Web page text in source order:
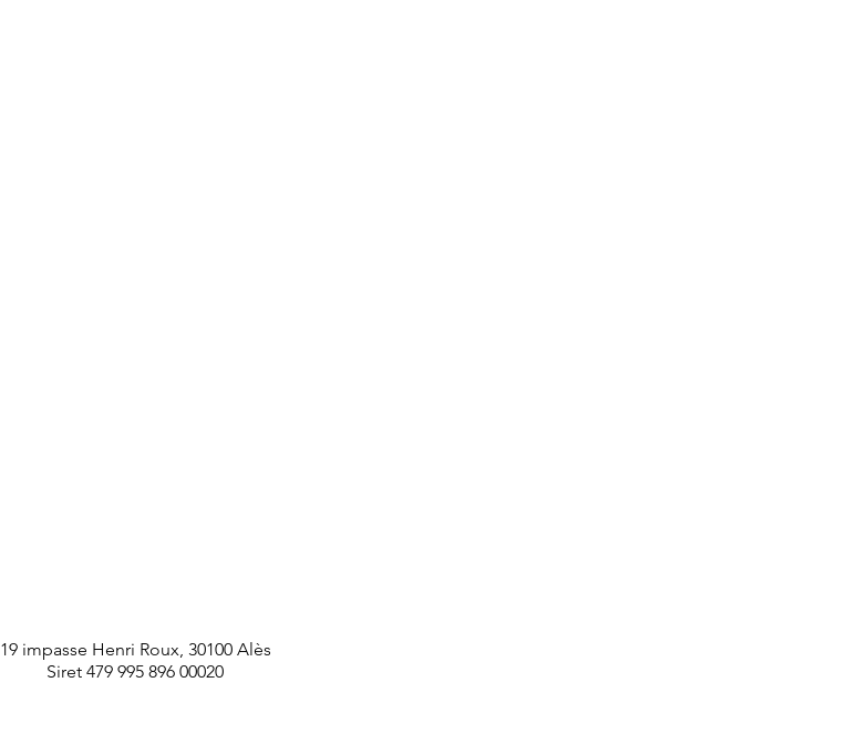
19 impasse Henri Roux, 30100 Alès
Siret 479 995 896 00020